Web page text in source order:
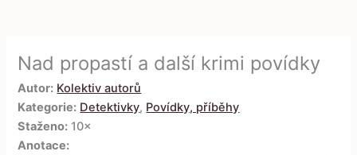
Nad propastí a další krimi povídky
Autor: Kolektiv autorů
Kategorie: Detektivky, Povídky, příběhy
Staženo: 10×
Anotace: